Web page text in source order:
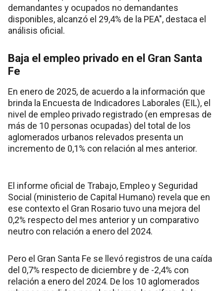
demandantes y ocupados no demandantes
disponibles, alcanzó el 29,4% de la PEA", destaca el
análisis oficial.
Baja el empleo privado en el Gran Santa
Fe
En enero de 2025, de acuerdo a la información que
brinda la Encuesta de Indicadores Laborales (EIL), el
nivel de empleo privado registrado (en empresas de
más de 10 personas ocupadas) del total de los
aglomerados urbanos relevados presenta un
incremento de 0,1% con relación al mes anterior.
El informe oficial de Trabajo, Empleo y Seguridad
Social (ministerio de Capital Humano) revela que en
ese contexto el Gran Rosario tuvo una mejora del
0,2% respecto del mes anterior y un comparativo
neutro con relación a enero del 2024.
Pero el Gran Santa Fe se llevó registros de una caída
del 0,7% respecto de diciembre y de -2,4% con
relación a enero del 2024. De los 10 aglomerados